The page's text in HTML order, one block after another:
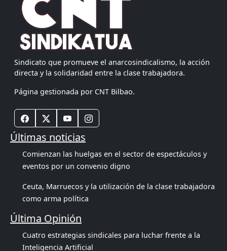
Sindicato que promueve el anarcosindicalismo, la acción
directa y la solidaridad entre la clase trabajadora.
Página gestionada por CNT Bilbao.
Últimas noticias
Comienzan las huelgas en el sector de espectáculos y
eventos por un convenio digno
Ceuta, Marruecos y la utilización de la clase trabajadora
como arma política
Última Opinión
Cuatro estrategias sindicales para luchar frente a la
Inteligencia Artificial